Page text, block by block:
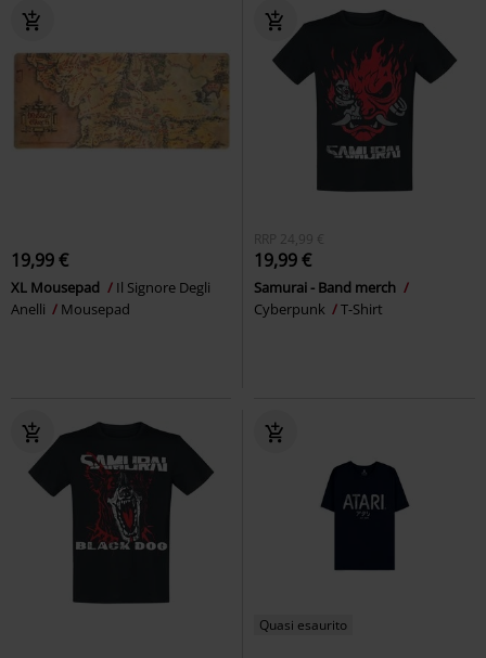
19,99 €
XL Mousepad
Il Signore Degli
Anelli
Mousepad
RRP 24,99 €
19,99 €
Samurai - Band merch
Cyberpunk
T-Shirt
Quasi esaurito